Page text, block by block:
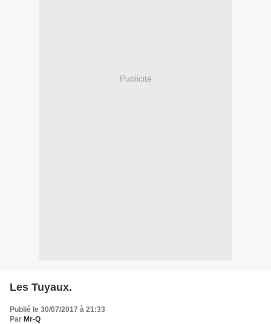
Publicité
Les Tuyaux.
Publié le 30/07/2017 à 21:33
Par Mr-Q